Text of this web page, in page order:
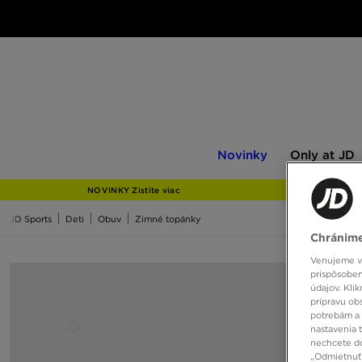
Novinky
at
JD
Only at JD
NOVINKY Zistite viac
JD Sports Deti Obuv Zimné topánky
Venujeme
údajov.
prípravu
potrebám
nastavenia
nechcete